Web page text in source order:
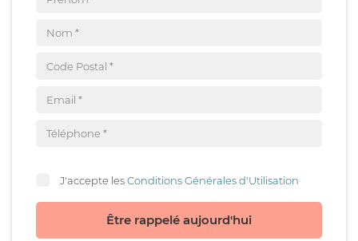
J'accepte lesConditions Générales d'Utilisation
Être rappelé aujourd'hui